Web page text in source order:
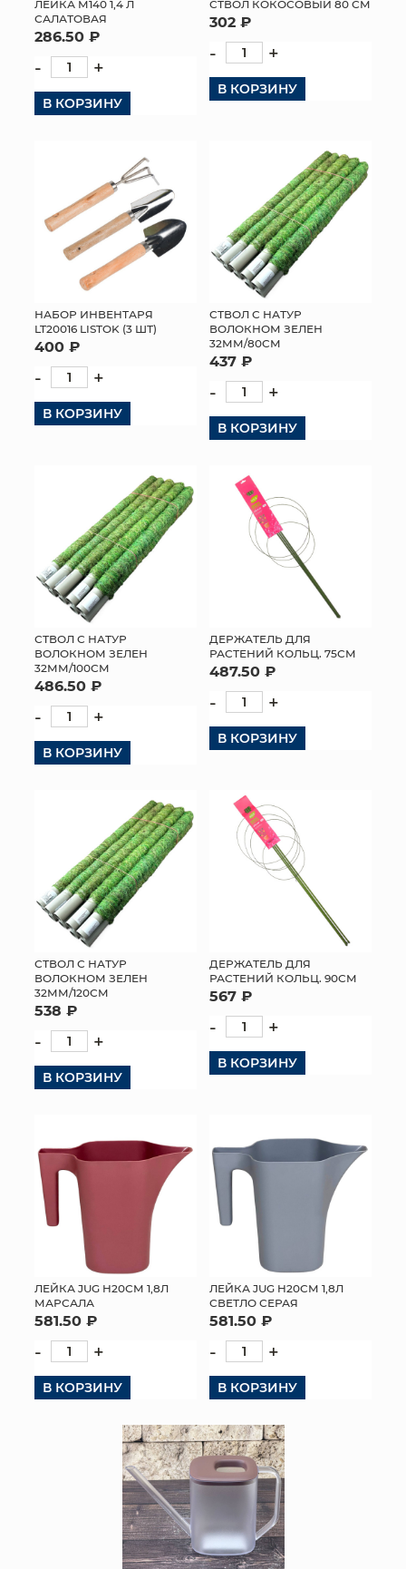
ЛЕЙКА М140 1,4 Л
САЛАТОВАЯ
286.50 ₽
- +
В КОРЗИНУ
СТВОЛ КОКОСОВЫЙ 80 СМ
302 ₽
- +
В КОРЗИНУ
НАБОР ИНВЕНТАРЯ
LT20016 LISTOK (3 ШТ)
400 ₽
- +
В КОРЗИНУ
СТВОЛ С НАТУР
ВОЛОКНОМ ЗЕЛЕН
32ММ/80СМ
437 ₽
- +
В КОРЗИНУ
СТВОЛ С НАТУР
ВОЛОКНОМ ЗЕЛЕН
32ММ/100СМ
486.50 ₽
- +
В КОРЗИНУ
ДЕРЖАТЕЛЬ ДЛЯ
РАСТЕНИЙ КОЛЬЦ. 75СМ
487.50 ₽
- +
В КОРЗИНУ
СТВОЛ С НАТУР
ВОЛОКНОМ ЗЕЛЕН
32ММ/120СМ
538 ₽
- +
В КОРЗИНУ
ДЕРЖАТЕЛЬ ДЛЯ
РАСТЕНИЙ КОЛЬЦ. 90СМ
567 ₽
- +
В КОРЗИНУ
ЛЕЙКА JUG H20СМ 1,8Л
МАРСАЛА
581.50 ₽
- +
В КОРЗИНУ
ЛЕЙКА JUG H20СМ 1,8Л
СВЕТЛО СЕРАЯ
581.50 ₽
- +
В КОРЗИНУ